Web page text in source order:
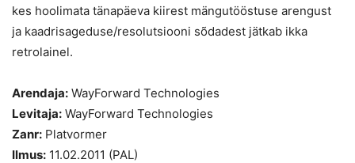
kes hoolimata tänapäeva kiirest mängutööstuse arengust
ja kaadrisageduse/resolutsiooni sõdadest jätkab ikka
retrolainel.
Arendaja: WayForward Technologies
Levitaja: WayForward Technologies
Zanr: Platvormer
Ilmus: 11.02.2011 (PAL)